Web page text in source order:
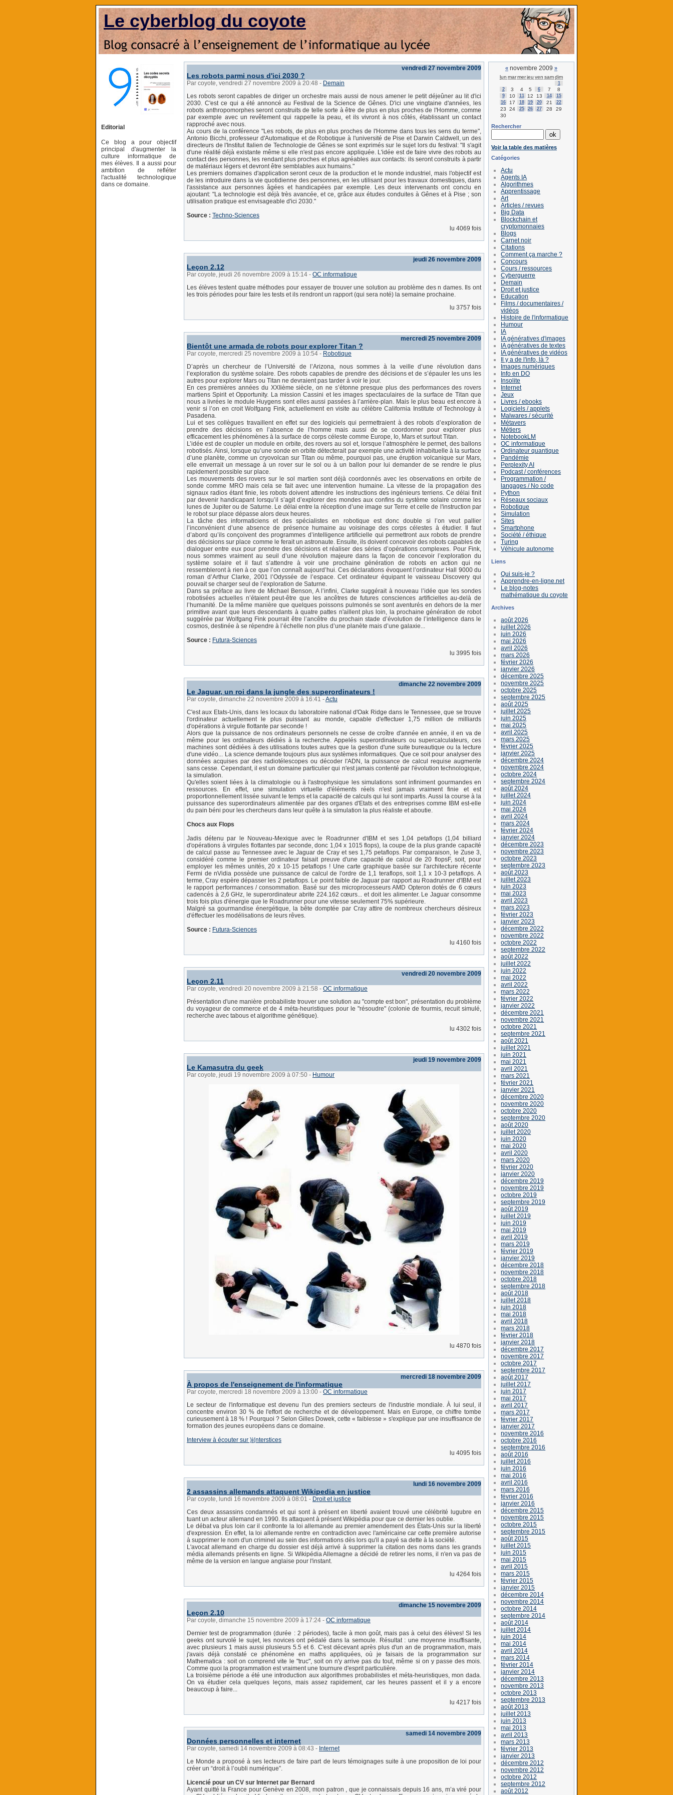
Le cyberblog du coyote
Editorial
Ce blog a pour objectif
principal d'augmenter la
culture informatique de
mes élèves. Il a aussi pour
ambition de refléter
l'actualité technologique
dans ce domaine.
vendredi 27 novembre 2009
Les robots parmi nous d'ici 2030 ?
Par coyote, vendredi 27 novembre 2009 à 20:48 - Demain
Les robots seront capables de diriger un orchestre mais aussi de nous amener le petit déjeûner au lit d'ici
2030. C'est ce qui a été annoncé au Festival de la Science de Gênes. D'ici une vingtaine d'années, les
robots anthropomorphes seront construits de telle sorte à être de plus en plus proches de l'Homme, comme
par exemple avec un revêtement qui rappelle la peau, et ils vivront à nos côtés, établissant un contact
rapproché avec nous.
Au cours de la conférence "Les robots, de plus en plus proches de l'Homme dans tous les sens du terme",
Antonio Bicchi, professeur d'Automatique et de Robotique à l'université de Pise et Darwin Caldwell, un des
directeurs de l'Institut Italien de Technologie de Gênes se sont exprimés sur le sujet lors du festival: "Il s'agit
d'une réalité déjà existante même si elle n'est pas encore appliquée. L'idée est de faire vivre des robots au
contact des personnes, les rendant plus proches et plus agréables aux contacts: ils seront construits à partir
de matériaux légers et devront être semblables aux humains."
Les premiers domaines d'application seront ceux de la production et le monde industriel, mais l'objectif est
de les introduire dans la vie quotidienne des personnes, en les utilisant pour les travaux domestiques, dans
l'assistance aux personnes âgées et handicapées par exemple. Les deux intervenants ont conclu en
ajoutant: "La technologie est déjà très avancée, et ce, grâce aux études conduites à Gênes et à Pise ; son
utilisation pratique est envisageable d'ici 2030."
Source : Techno-Sciences
lu 4069 fois
jeudi 26 novembre 2009
Leçon 2.12
Par coyote, jeudi 26 novembre 2009 à 15:14 - OC informatique
Les élèves testent quatre méthodes pour essayer de trouver une solution au problème des n dames. Ils ont
les trois périodes pour faire les tests et ils rendront un rapport (qui sera noté) la semaine prochaine.
lu 3757 fois
mercredi 25 novembre 2009
Bientôt une armada de robots pour explorer Titan ?
Par coyote, mercredi 25 novembre 2009 à 10:54 - Robotique
D’après un chercheur de l’Université de l’Arizona, nous sommes à la veille d’une révolution dans
l’exploration du système solaire. Des robots capables de prendre des décisions et de s’épauler les uns les
autres pour explorer Mars ou Titan ne devraient pas tarder à voir le jour.
En ces premières années du XXIième siècle, on ne s’étonne presque plus des performances des rovers
martiens Spirit et Opportunity. La mission Cassini et les images spectaculaires de la surface de Titan que
nous a livrées le module Huygens sont elles aussi passées à l’arrière-plan. Mais le plus beau est encore à
venir si l’on en croit Wolfgang Fink, actuellement en visite au célèbre California Institute of Technology à
Pasadena.
Lui et ses collègues travaillent en effet sur des logiciels qui permettraient à des robots d’exploration de
prendre des décisions en l’absence de l’homme mais aussi de se coordonner pour explorer plus
efficacement les phénomènes à la surface de corps céleste comme Europe, Io, Mars et surtout Titan.
L’idée est de coupler un module en orbite, des rovers au sol et, lorsque l’atmosphère le permet, des ballons
robotisés. Ainsi, lorsque qu’une sonde en orbite détecterait par exemple une activité inhabituelle à la surface
d’une planète, comme un cryovolcan sur Titan ou même, pourquoi pas, une éruption volcanique sur Mars,
elle enverrait un message à un rover sur le sol ou à un ballon pour lui demander de se rendre le plus
rapidement possible sur place.
Les mouvements des rovers sur le sol martien sont déjà coordonnés avec les observations en orbite de
sonde comme MRO mais cela se fait avec une intervention humaine. La vitesse de la propagation des
signaux radios étant finie, les robots doivent attendre les instructions des ingénieurs terriens. Ce délai finit
par devenir handicapant lorsqu’il s’agit d’explorer des mondes aux confins du système solaire comme les
lunes de Jupiter ou de Saturne. Le délai entre la réception d’une image sur Terre et celle de l'instruction par
le robot sur place dépasse alors deux heures.
La tâche des informaticiens et des spécialistes en robotique est donc double si l’on veut pallier
l’inconvénient d’une absence de présence humaine au voisinage des corps célestes à étudier. Il faut
d’abord qu’ils conçoivent des programmes d’intelligence artificielle qui permettront aux robots de prendre
des décisions sur place comme le ferait un astronaute. Ensuite, ils doivent concevoir des robots capables de
dialoguer entre eux pour prendre des décisions et réaliser des séries d’opérations complexes. Pour Fink,
nous sommes vraiment au seuil d’une révolution majeure dans la façon de concevoir l’exploration du
système solaire et il faut s’attendre à voir une prochaine génération de robots en action qui ne
ressembleront à rien à ce que l’on connaît aujourd’hui. Ces déclarations évoquent l’ordinateur Hall 9000 du
roman d’Arthur Clarke, 2001 l’Odyssée de l’espace. Cet ordinateur équipant le vaisseau Discovery qui
pouvait se charger seul de l’exploration de Saturne.
Dans sa préface au livre de Michael Benson, A l’infini, Clarke suggérait à nouveau l’idée que les sondes
robotisées actuelles n’étaient peut-être que les ancêtres de futures consciences artificielles au-delà de
l’humanité. De la même manière que quelques poissons pulmonés se sont aventurés en dehors de la mer
primitive avant que leurs descendants à quatre pattes n'aillent plus loin, la prochaine génération de robot
suggérée par Wolfgang Fink pourrait être l’ancêtre du prochain stade d’évolution de l’intelligence dans le
cosmos, destinée à se répendre à l’échelle non plus d’une planète mais d’une galaxie...
Source : Futura-Sciences
lu 3995 fois
dimanche 22 novembre 2009
Le Jaguar, un roi dans la jungle des superordinateurs !
Par coyote, dimanche 22 novembre 2009 à 16:41 -Actu
C'est aux Etats-Unis, dans les locaux du laboratoire national d'Oak Ridge dans le Tennessee, que se trouve
l'ordinateur actuellement le plus puissant au monde, capable d'effectuer 1,75 million de milliards
d'opérations à virgule flottante par seconde !
Alors que la puissance de nos ordinateurs personnels ne cesse de croître d'année en année, il en va de
même pour les ordinateurs dédiés à la recherche. Appelés superordinateurs ou supercalculateurs, ces
machines sont dédiées à des utilisations toutes autres que la gestion d'une suite bureautique ou la lecture
d'une vidéo... La science demande toujours plus aux systèmes informatiques. Que ce soit pour analyser des
données acquises par des radiotélescopes ou décoder l'ADN, la puissance de calcul requise augmente
sans cesse. Cependant, il est un domaine particulier qui n'est jamais contenté par l'évolution technologique,
la simulation.
Qu'elles soient liées à la climatologie ou à l'astrophysique les simulations sont infiniment gourmandes en
ressources. En effet, une simulation virtuelle d'éléments réels n'est jamais vraiment finie et est
proportionnellement lissée suivant le temps et la capacité de calculs qui lui sont impartis. Aussi la course à la
puissance des superordinateurs alimentée par des organes d'Etats et des entreprises comme IBM est-elle
du pain béni pour les chercheurs dans leur quête à la simulation la plus réaliste et aboutie.
Chocs aux Flops
Jadis détenu par le Nouveau-Mexique avec le Roadrunner d'IBM et ses 1,04 petaflops (1,04 billiard
d'opérations à virgules flottantes par seconde, donc 1,04 x 1015 flops), la coupe de la plus grande capacité
de calcul passe au Tennessee avec le Jaguar de Cray et ses 1,75 petaflops. Par comparaison, le Zuse 3,
considéré comme le premier ordinateur faisait preuve d'une capacité de calcul de 20 flopsF, soit, pour
employer les mêmes unités, 20 x 10-15 petaflops ! Une carte graphique basée sur l'architecture récente
Fermi de nVidia possède une puissance de calcul de l'ordre de 1,1 teraflops, soit 1,1 x 10-3 petaflops. A
terme, Cray espère dépasser les 2 petaflops. Le point faible de Jaguar par rapport au Roadrunner d'IBM est
le rapport performances / consommation. Basé sur des microprocesseurs AMD Opteron dotés de 6 cœurs
cadencés à 2,6 GHz, le superordinateur abrite 224.162 cœurs... et doit les alimenter. Le Jaguar consomme
trois fois plus d'énergie que le Roadrunner pour une vitesse seulement 75% supérieure.
Malgré sa gourmandise énergétique, la bête domptée par Cray attire de nombreux chercheurs désireux
d'éffectuer les modélisations de leurs rêves.
Source : Futura-Sciences
lu 4160 fois
vendredi 20 novembre 2009
Leçon 2.11
Par coyote, vendredi 20 novembre 2009 à 21:58 - OC informatique
Présentation d'une manière probabiliste trouver une solution au "compte est bon", présentation du problème
du voyageur de commerce et de 4 méta-heuristiques pour le "résoudre" (colonie de fourmis, recuit simulé,
recherche avec tabous et algorithme génétique).
lu 4302 fois
jeudi 19 novembre 2009
Le Kamasutra du geek
Par coyote, jeudi 19 novembre 2009 à 07:50 - Humour
lu 4870 fois
mercredi 18 novembre 2009
À propos de l'enseignement de l'informatique
Par coyote, mercredi 18 novembre 2009 à 13:00 - OC informatique
Le secteur de l'informatique est devenu l'un des premiers secteurs de l'industrie mondiale. À lui seul, il
concentre environ 30 % de l'effort de recherche et de développement. Mais en Europe, ce chiffre tombe
curieusement à 18 % ! Pourquoi ? Selon Gilles Dowek, cette « faiblesse » s'explique par une insuffisance de
formation des jeunes européens dans ce domaine.
Interview à écouter sur )i(nterstices
lu 4095 fois
lundi 16 novembre 2009
2 assassins allemands attaquent Wikipedia en justice
Par coyote, lundi 16 novembre 2009 à 08:01 - Droit et justice
Ces deux assassins condamnés et qui sont à présent en liberté avaient trouvé une célébrité lugubre en
tuant un acteur allemand en 1990. Ils attaquent à présent Wikipédia pour que ce dernier les oublie.
Le débat va plus loin car il confronte la loi allemande au premier amendement des États-Unis sur la liberté
d'expression. En effet, la loi allemande rentre en contradiction avec l'américaine car cette première autorise
à supprimer le nom d'un criminel au sein des informations dès lors qu'il a payé sa dette à la société.
L'avocat allemand en charge du dossier est déjà arrivé à supprimer la citation des noms dans les grands
média allemands présents en ligne. Si Wikipédia Allemagne a décidé de retirer les noms, il n'en va pas de
même de la version en langue anglaise pour l'instant.
lu 4264 fois
dimanche 15 novembre 2009
Leçon 2.10
Par coyote, dimanche 15 novembre 2009 à 17:24 - OC informatique
Dernier test de programmation (durée : 2 périodes), facile à mon goût, mais pas à celui des élèves! Si les
geeks ont survolé le sujet, les novices ont pédalé dans la semoule. Résultat : une moyenne insuffisante,
avec plusieurs 1 mais aussi plusieurs 5.5 et 6. C'est décevant après plus d'un an de programmation, mais
j'avais déjà constaté ce phénomène en maths appliquées, où je faisais de la programmation sur
Mathematica : soit on comprend vite le "truc", soit on n'y arrive pas du tout, même si on y passe des mois.
Comme quoi la programmation est vraiment une tournure d'esprit particulière.
La troisième période a été une introduction aux algorithmes probabilistes et méta-heuristiques, mon dada.
On va étudier cela quelques leçons, mais assez rapidement, car les heures passent et il y a encore
beaucoup à faire...
lu 4217 fois
samedi 14 novembre 2009
Données personnelles et internet
Par coyote, samedi 14 novembre 2009 à 08:43 - Internet
Le Monde a proposé à ses lecteurs de faire part de leurs témoignages suite à une proposition de loi pour
créer un “droit à l’oubli numérique”.
Licencié pour un CV sur Internet par Bernard
Ayant quitté la France pour Genève en 2008, mon patron , que je connaissais depuis 16 ans, m’a viré pour
« novembre 2009 »
lun marmerjeu ven samdim
1
2
3 4 5 6 7 8
9 10 11 12 13 14
15
16
17 18 19 20 21 22
23 24 25 26 27 28
29
30
Rechercher
Voir la table des matières
Catégories
Actu
Agents IA
Algorithmes
Apprentissage
Art
Articles / revues
Big Data
Blockchain et
cryptomonnaies
Blogs
Carnet noir
Citations
Comment ça marche ?
Concours
Cours / ressources
Cyberguerre
Demain
Droit et justice
Education
Films / documentaires /
vidéos
Histoire de l'informatique
Humour
IA
IA génératives d'images
IA génératives de textes
IA génératives de vidéos
Il y a de l'info, là ?
Images numériques
Info en DO
Insolite
Internet
Jeux
Livres / ebooks
Logiciels / applets
Malwares / sécurité
Métavers
Métiers
NotebookLM
OC informatique
Ordinateur quantique
Pandémie
Perplexity AI
Podcast / conférences
Programmation /
langages / No code
Python
Réseaux sociaux
Robotique
Simulation
Sites
Smartphone
Société / éthique
Turing
Véhicule autonome
Liens
Qui suis-je ?
Apprendre-en-ligne.net
Le blog-notes
mathématique du coyote
Archives
août 2026
juillet 2026
juin 2026
mai 2026
avril 2026
mars 2026
février 2026
janvier 2026
décembre 2025
novembre 2025
octobre 2025
septembre 2025
août 2025
juillet 2025
juin 2025
mai 2025
avril 2025
mars 2025
février 2025
janvier 2025
décembre 2024
novembre 2024
octobre 2024
septembre 2024
août 2024
juillet 2024
juin 2024
mai 2024
avril 2024
mars 2024
février 2024
janvier 2024
décembre 2023
novembre 2023
octobre 2023
septembre 2023
août 2023
juillet 2023
juin 2023
mai 2023
avril 2023
mars 2023
février 2023
janvier 2023
décembre 2022
novembre 2022
octobre 2022
septembre 2022
août 2022
juillet 2022
juin 2022
mai 2022
avril 2022
mars 2022
février 2022
janvier 2022
décembre 2021
novembre 2021
octobre 2021
septembre 2021
août 2021
juillet 2021
juin 2021
mai 2021
avril 2021
mars 2021
février 2021
janvier 2021
décembre 2020
novembre 2020
octobre 2020
septembre 2020
août 2020
juillet 2020
juin 2020
mai 2020
avril 2020
mars 2020
février 2020
janvier 2020
décembre 2019
novembre 2019
octobre 2019
septembre 2019
août 2019
juillet 2019
juin 2019
mai 2019
avril 2019
mars 2019
février 2019
janvier 2019
décembre 2018
novembre 2018
octobre 2018
septembre 2018
août 2018
juillet 2018
juin 2018
mai 2018
avril 2018
mars 2018
février 2018
janvier 2018
décembre 2017
novembre 2017
octobre 2017
septembre 2017
août 2017
juillet 2017
juin 2017
mai 2017
avril 2017
mars 2017
février 2017
janvier 2017
novembre 2016
octobre 2016
septembre 2016
août 2016
juillet 2016
juin 2016
mai 2016
avril 2016
mars 2016
février 2016
janvier 2016
décembre 2015
novembre 2015
octobre 2015
septembre 2015
août 2015
juillet 2015
juin 2015
mai 2015
avril 2015
mars 2015
février 2015
janvier 2015
décembre 2014
novembre 2014
octobre 2014
septembre 2014
août 2014
juillet 2014
juin 2014
mai 2014
avril 2014
mars 2014
février 2014
janvier 2014
décembre 2013
novembre 2013
octobre 2013
septembre 2013
août 2013
juillet 2013
juin 2013
mai 2013
avril 2013
mars 2013
février 2013
janvier 2013
décembre 2012
novembre 2012
octobre 2012
septembre 2012
août 2012